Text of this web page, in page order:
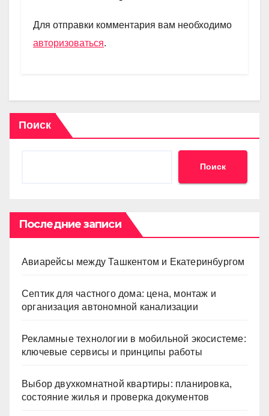
m p
p
a
и
Для отправки комментария вам необходимо
авторизоваться.
Поиск
Поиск
Последние записи
Авиарейсы между Ташкентом и Екатеринбургом
Септик для частного дома: цена, монтаж и
организация автономной канализации
Рекламные технологии в мобильной экосистеме:
ключевые сервисы и принципы работы
Выбор двухкомнатной квартиры: планировка,
состояние жилья и проверка документов